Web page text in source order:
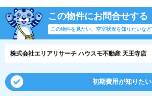
この物件にお問合せする
この物件を見たい、空室状況を知りたいなど
株式会社エリアリサーチ ハウスモ不動産 天王寺店
初期費用が知りたい